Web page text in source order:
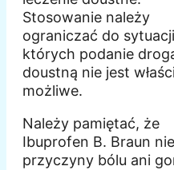
Stosowanie należy
ograniczać do
których podanie
doustną nie jest
możliwe.
Należy pamiętać, że
Ibuprofen B. Braun
przyczyny bólu ani